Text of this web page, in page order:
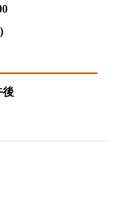
後